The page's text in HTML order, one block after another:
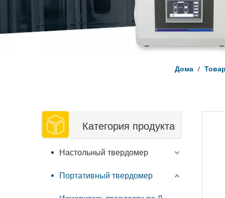
Дома / Товар
Категория продукта
Настольный твердомер
Портативный твердомер